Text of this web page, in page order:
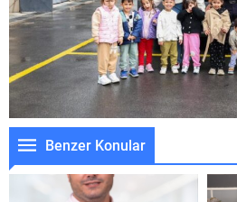
Benzer Konular